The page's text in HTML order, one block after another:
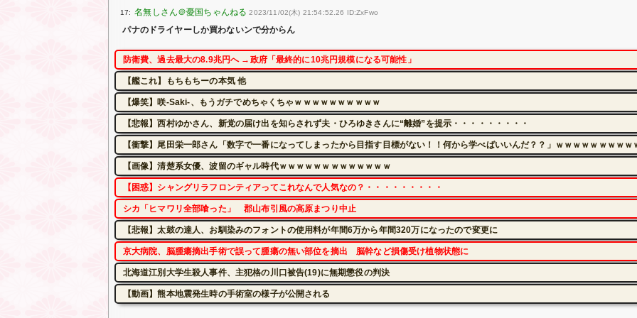
17: 2023/11/02(木) 21:54:52.26 ID:ZxFwo
パナのドライヤーしか買わないンで分からん
防衛費、過去最大の8.9兆円へ →政府「最終的に10兆円規模になる可能性」
【艦これ】もちもちーの本気 他
【爆笑】咲-Saki-、もうガチでめちゃくちゃｗｗｗｗｗｗｗｗｗｗ
【悲報】西村ゆかさん、新党の届け出を知らされず夫・ひろゆきさんに“離婚”を提示・・・・・・・・・
【衝撃】尾田栄一郎さん「数字で一番になってしまったから目指す目標がない！！何から学べばいいんだ？？」ｗｗｗｗｗｗｗｗｗ
【画像】清楚系女優、波留のギャル時代ｗｗｗｗｗｗｗｗｗｗｗｗｗ
【困惑】シャングリラフロンティアってこれなんで人気なの？・・・・・・・・・
シカ「ヒマワリ全部喰った」 郡山布引風の高原まつり中止
【悲報】太鼓の達人、お馴染みのフォントの使用料が年間6万から年間320万になったので変更に
京大病院、脳腫瘍摘出手術で誤って腫瘍の無い部位を摘出 脳幹など損傷受け植物状態に
北海道江別大学生殺人事件、主犯格の川口被告(19)に無期懲役の判決
【動画】熊本地震発生時の手術室の様子が公開される